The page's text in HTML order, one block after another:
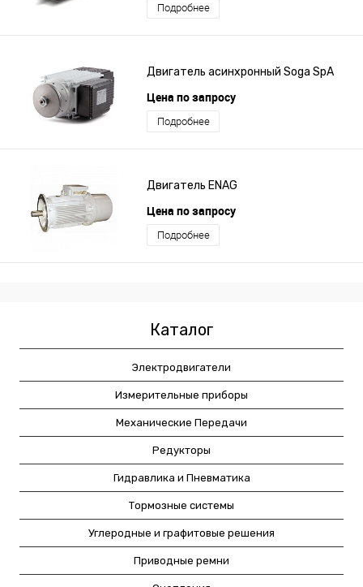
Подробнее
Двигатель асинхронный Soga SpA
Цена по запросу
Подробнее
Двигатель ENAG
Цена по запросу
Подробнее
Каталог
Электродвигатели
Измерительные приборы
Механические Передачи
Редукторы
Гидравлика и Пневматика
Тормозные системы
Углеродные и графитовые решения
Приводные ремни